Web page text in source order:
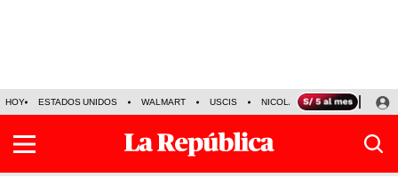
HOY ESTADOS UNIDOS WALMART USCIS NICOLÁS MADURO P-8